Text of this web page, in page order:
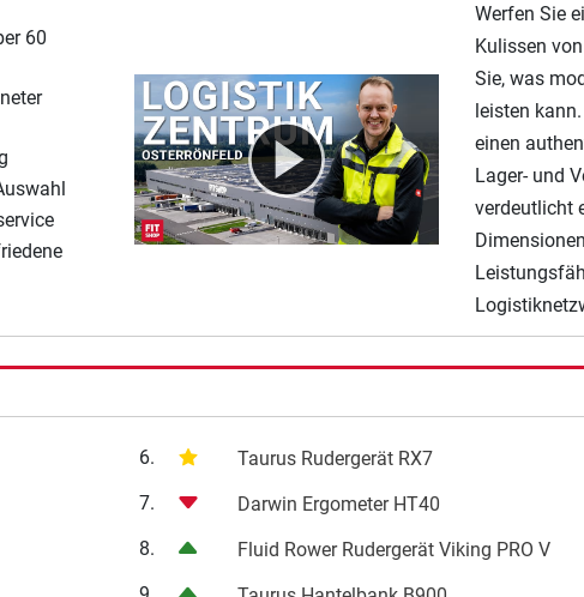
60
Werfen Sie
Kulissen
Sie, was
leisten
einen
Lager- und
verdeutlicht
6.
Taurus Rudergerät RX7
7.
Darwin Ergometer HT40
8.
Fluid Rower Rudergerät Viking PRO V